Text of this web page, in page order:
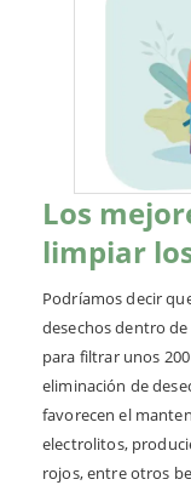
Los
limpiar
Podríamos decir
desechos dentro
para filtrar unos
eliminación de
favorecen el
electrolitos,
rojos, entre otros